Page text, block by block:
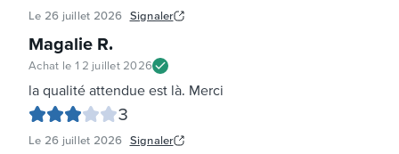
Le 26 juillet 2026 Signaler
Magalie R.
Achat le 12 juillet 2026
la qualité attendue est là. Merci
3
Le 26 juillet 2026 Signaler